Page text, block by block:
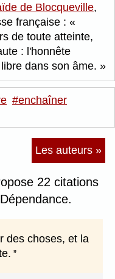
de Blocqueville,
française :
de toute atteinte,
: l'honnête
dans son âme.
#enchaîner
Les auteurs »
22 citations
des choses, et la